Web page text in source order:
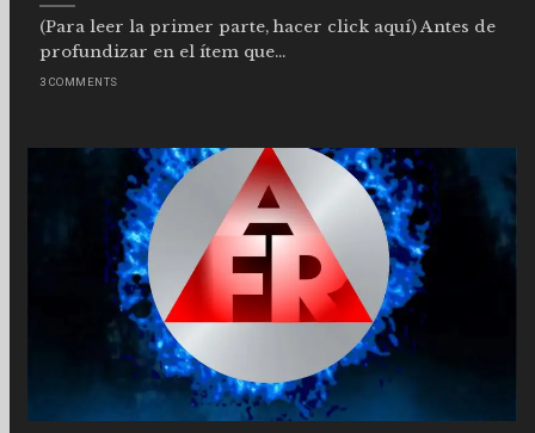
(Para leer la primer parte, hacer click aquí) Antes de
profundizar en el ítem que...
3 COMMENTS